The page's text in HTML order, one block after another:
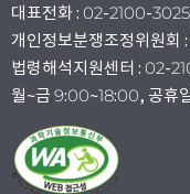
대표전화 : 02-2100-3025
개인정보분쟁조정위원회
법령해석지원센터 : 02-
월~금 9:00~18:00, 공휴